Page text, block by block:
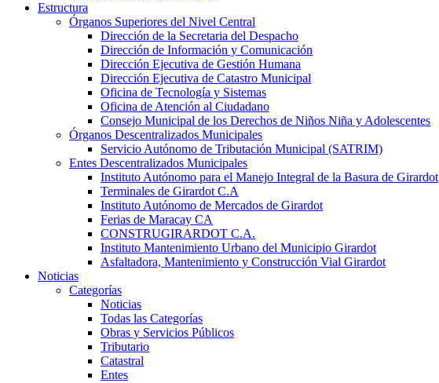
Estructura
Órganos Superiores del Nivel Central
Dirección de la Secretaria del Despacho
Dirección de Información y Comunicación
Dirección Ejecutiva de Gestión Humana
Dirección Ejecutiva de Catastro Municipal
Oficina de Tecnología y Sistemas
Oficina de Atención al Ciudadano
Consejo Municipal de los Derechos de Niños Niña y Adolescentes
Órganos Descentralizados Municipales
Servicio Autónomo de Tributación Municipal (SATRIM)
Entes Descentralizados Municipales
Instituto Autónomo para el Manejo Integral de la Basura de Girardot
Terminales de Girardot C.A
Instituto Autónomo de Mercados de Girardot
Ferias de Maracay CA
CONSTRUGIRARDOT C.A.
Instituto Mantenimiento Urbano del Municipio Girardot
Asfaltadora, Mantenimiento y Construcción Vial Girardot
Noticias
Categorías
Noticias
Todas las Categorías
Obras y Servicios Públicos
Tributario
Catastral
Entes